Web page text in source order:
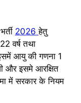
2026हेतु
वर्ष तथा
आयु की गणना 1
और इसमे आरक्षित
में सरकार के नियम